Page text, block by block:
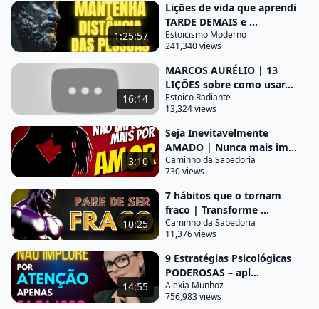
conheça novas pessoas Você nunca sabe quem
você pode encontrar Desenvolva a paciência a
impaciência muitas vezes impulsiona a perseguição
de relacionamentos levando a decisões
precipitadas pratique a paciência em todos os
aspectos da vida confirmando que as melhores
coisas vêm
para aqueles que esperam ter paciência permite
que tomemos decisões mais ponderadas e
Racionais especialmente no âmbito dos
relacionamentos cultive a gratidão ao invés de
focar no que falta mude sua perspectiva praticando
a gratidão reflita diariamente sobre as coisas pelas
quais é grato isso ajuda a encontrar
contentamento dentro de si mesmo e reduza a
necessidade de buscar validação externa respeite a
1:25:57
Lições de vida que aprendi
TARDE DEMAIS e ...
Estoicismo Moderno
241,340 views
16:14
MARCOS AURÉLIO | 13
LIÇÕES sobre como usar...
Estoico Radiante
13,324 views
3:10
Seja Inevitavelmente
AMADO | Nunca mais im...
Caminho da Sabedoria
730 views
10:25
7 hábitos que o tornam
fraco | Transforme ...
Caminho da Sabedoria
11,376 views
14:55
9 Estratégias Psicológicas
PODEROSAS – apl...
Alexia Munhoz
756,983 views